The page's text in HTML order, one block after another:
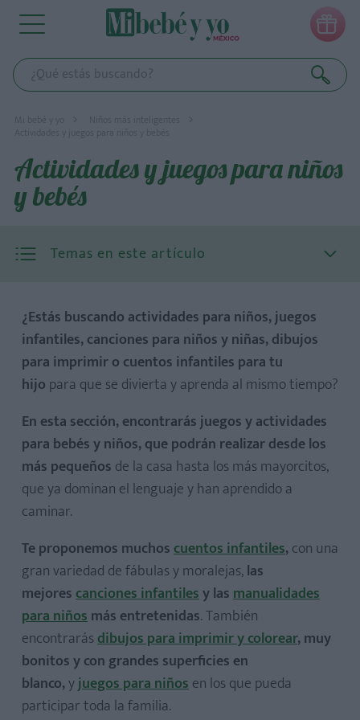

Mi bebé y yo
Niños más inteligentes
Actividades y juegos para niños y bebés
Actividades y juegos para niños
y bebés
Temas en este artículo
Canciones para aprender el abecedario
Canciones de animales
Canción de las vocales
Canciones para aprender los números
Canciones en inglés para niños
Mozart para bebés
Canciones de cuna para dormir bebés
Villancicos infantiles
Cómo dibujar un caballo, paso a paso
Cómo dibujar un perro, paso a paso
Dibujos de coches para imprimir y colorear
¿Estás buscando actividades para niños, juegos
infantiles, canciones para niños y niñas, dibujos
para imprimir o cuentos infantiles para tu
hijo para que se divierta y aprenda al mismo tiempo?
En esta sección, encontrarás juegos y actividades
para bebés y niños, que podrán realizar desde los
más pequeños de la casa hasta los más mayorcitos,
que ya dominan el lenguaje y han aprendido a
caminar.
Te proponemos muchoscuentos infantiles,con una
gran variedad de fábulas y moralejas,las
mejorescanciones infantilesy lasmanualidades
para niñosmás entretenidas. También
encontrarásdibujos para imprimir y colorear, muy
bonitos y con grandes superficies en
blanco,yjuegos para niñosen los que pueda
participar toda la familia.